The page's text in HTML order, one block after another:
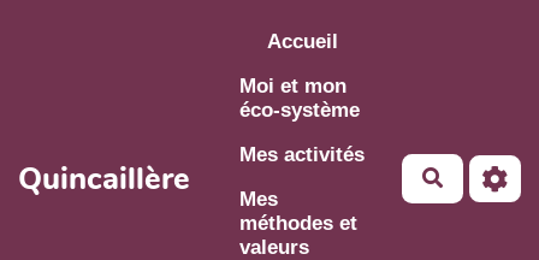
Aller au contenu principal
Quincaillère
Accueil
Moi et mon
éco-système
Mes activités
Mes
méthodes et
valeurs